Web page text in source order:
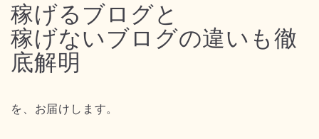
稼げるブログと
稼げないブログの違いも徹
底解明
を、お届けします。